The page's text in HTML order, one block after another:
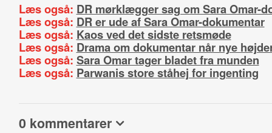
Læs også: DR mørklægger sag om Sara Omar-
Læs også: DR er ude af Sara Omar-dokumentar
Læs også: Kaos ved det sidste retsmøde
Læs også: Drama om dokumentar når nye
Læs også: Sara Omar tager bladet fra munden
Læs også: Parwanis store ståhej for ingenting
0 kommentarer